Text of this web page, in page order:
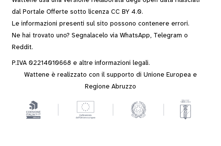
dal Portale Offerte sotto licenza CC BY 4.0.
Le informazioni presenti sul sito possono contenere errori.
Ne hai trovato uno? Segnalacelo via WhatsApp, Telegram o
Reddit.
P.IVA 02214010668 e altre informazioni legali.
Wattene è realizzato con il supporto di Unione Europea e
Regione Abruzzo